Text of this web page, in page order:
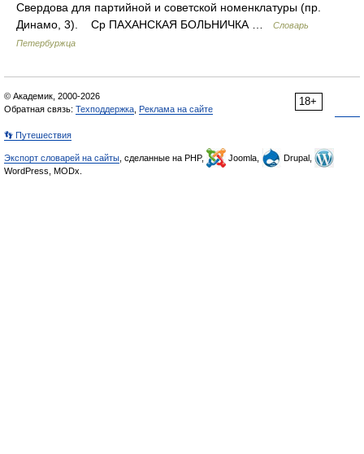
Свердова для партийной и советской номенклатуры (пр.
Динамо, 3). Ср ПАХАНСКАЯ БОЛЬНИЧКА …
Словарь
Петербуржца
18+
© Академик, 2000-2026
Обратная связь: Техподдержка Реклама на сайте
👣 Путешествия
Экспорт словарей на сайты , сделанные на PHP, Joomla,
Drupal,
WordPress, MODx.